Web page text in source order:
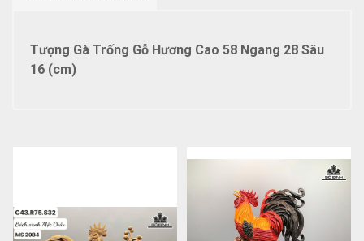
Tượng Gà Trống Gỗ Hương Cao 58 Ngang 28 Sâu
16 (cm)